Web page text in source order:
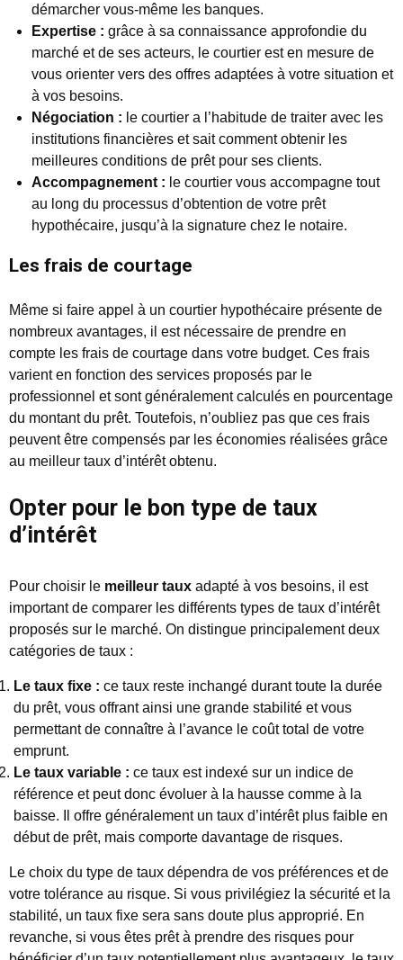
démarcher vous-même les banques.
Expertise : grâce à sa connaissance approfondie du
marché et de ses acteurs, le courtier est en mesure de
vous orienter vers des offres adaptées à votre situation et
à vos besoins.
Négociation : le courtier a l’habitude de traiter avec les
institutions financières et sait comment obtenir les
meilleures conditions de prêt pour ses clients.
Accompagnement : le courtier vous accompagne tout
au long du processus d’obtention de votre prêt
hypothécaire, jusqu’à la signature chez le notaire.
Les frais de courtage
Même si faire appel à un courtier hypothécaire présente de
nombreux avantages, il est nécessaire de prendre en
compte les frais de courtage dans votre budget. Ces frais
varient en fonction des services proposés par le
professionnel et sont généralement calculés en pourcentage
du montant du prêt. Toutefois, n’oubliez pas que ces frais
peuvent être compensés par les économies réalisées grâce
au meilleur taux d’intérêt obtenu.
Opter pour le bon type de taux
d’intérêt
Pour choisir le meilleur taux adapté à vos besoins, il est
important de comparer les différents types de taux d’intérêt
proposés sur le marché. On distingue principalement deux
catégories de taux :
Le taux fixe : ce taux reste inchangé durant toute la durée
du prêt, vous offrant ainsi une grande stabilité et vous
permettant de connaître à l’avance le coût total de votre
emprunt.
Le taux variable : ce taux est indexé sur un indice de
référence et peut donc évoluer à la hausse comme à la
baisse. Il offre généralement un taux d’intérêt plus faible en
début de prêt, mais comporte davantage de risques.
Le choix du type de taux dépendra de vos préférences et de
votre tolérance au risque. Si vous privilégiez la sécurité et la
stabilité, un taux fixe sera sans doute plus approprié. En
revanche, si vous êtes prêt à prendre des risques pour